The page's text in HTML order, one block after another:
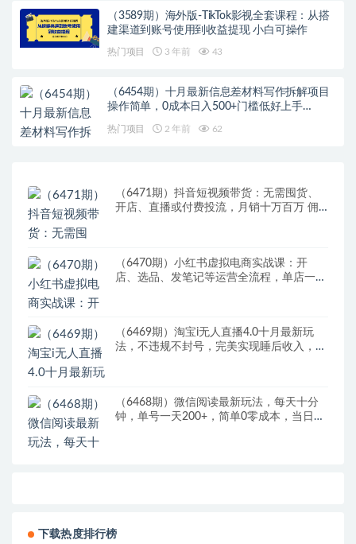
（3589期）海外版-TikTok影视全套课程：从搭
建渠道到账号使用到收益提现 小白可操作
热门项目 3 年前 43
（6454期）十月最新信息差材料写作拆解项目
操作简单，0成本日入500+门槛低好上手…
热门项目 2 年前 62
（6471期）抖音短视频带货：无需囤货、
开店、直播或付费投流，月销十万百万 佣
（6470期）小红书虚拟电商实战课：开
店、选品、发笔记等运营全流程，单店一天
（6469期）淘宝i无人直播4.0十月最新玩
法，不违规不封号，完美实现睡后收入，日
（6468期）微信阅读最新玩法，每天十分
钟，单号一天200+，简单0零成本，当日提
下载热度排行榜